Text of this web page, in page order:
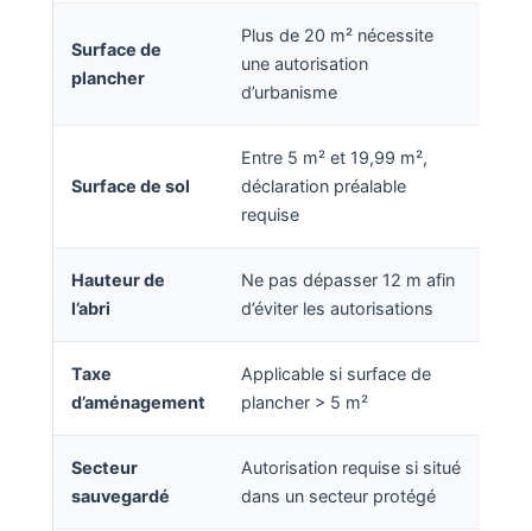
Surface de
plancher
Plus de 20 m² nécessite
une autorisation
d’urbanisme
Surface de sol
Entre 5 m² et 19,99 m²,
déclaration préalable
requise
Hauteur de
l’abri
Ne pas dépasser 12 m afin
d’éviter les autorisations
Taxe
d’aménagement
Applicable si surface de
plancher > 5 m²
Secteur
sauvegardé
Autorisation requise si situé
dans un secteur protégé